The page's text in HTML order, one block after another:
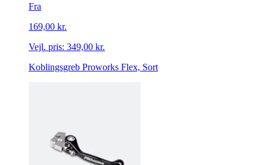
Fra
169,00 kr.
Vejl. pris: 349,00 kr.
Koblingsgreb Proworks Flex, Sort